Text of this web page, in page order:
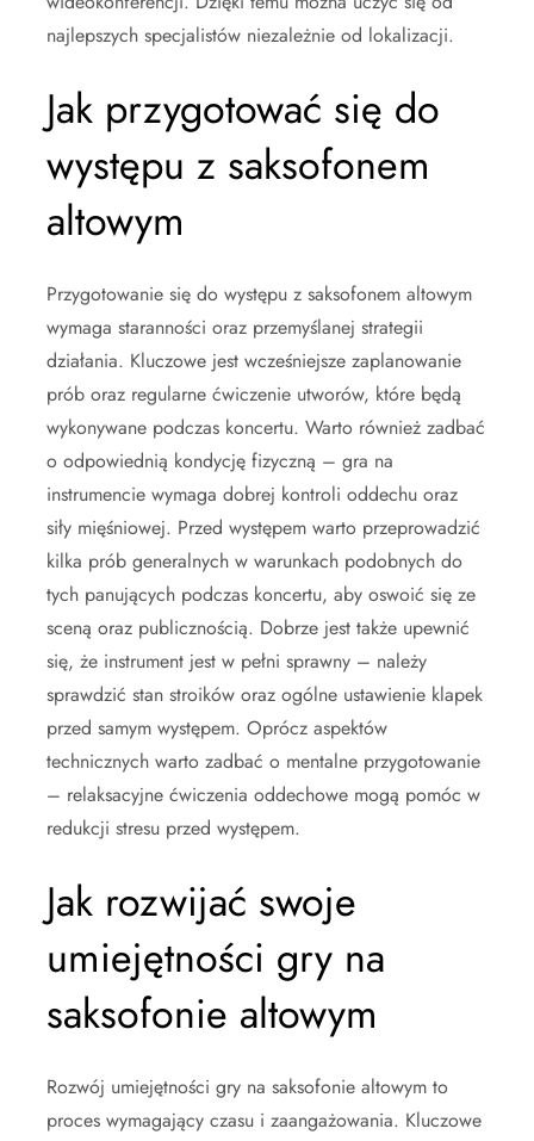
najlepszych specjalistów niezależnie od lokalizacji.
Jak przygotować się do
występu z saksofonem
altowym
Przygotowanie się do występu z saksofonem altowym
wymaga staranności oraz przemyślanej strategii
działania. Kluczowe jest wcześniejsze zaplanowanie
prób oraz regularne ćwiczenie utworów, które będą
wykonywane podczas koncertu. Warto również zadbać
o odpowiednią kondycję fizyczną – gra na
instrumencie wymaga dobrej kontroli oddechu oraz
siły mięśniowej. Przed występem warto przeprowadzić
kilka prób generalnych w warunkach podobnych do
tych panujących podczas koncertu, aby oswoić się ze
sceną oraz publicznością. Dobrze jest także upewnić
się, że instrument jest w pełni sprawny – należy
sprawdzić stan stroików oraz ogólne ustawienie klapek
przed samym występem. Oprócz aspektów
technicznych warto zadbać o mentalne przygotowanie
– relaksacyjne ćwiczenia oddechowe mogą pomóc w
redukcji stresu przed występem.
Jak rozwijać swoje
umiejętności gry na
saksofonie altowym
Rozwój umiejętności gry na saksofonie altowym to
proces wymagający czasu i zaangażowania. Kluczowe